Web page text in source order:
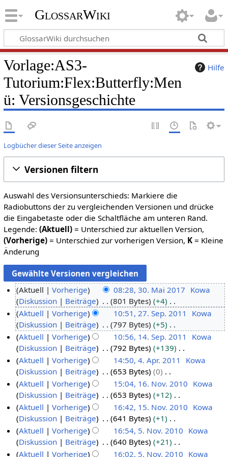
GlossarWiki
Hilfe
Vorlage:AS3-
Tutorium:Flex:Butterfly:Men
ü: Versionsgeschichte
Logbücher dieser Seite anzeigen
Versionen filtern
Auswahl des Versionsunterschieds: Markiere die
Radiobuttons der zu vergleichenden Versionen und drücke
die Eingabetaste oder die Schaltfläche am unteren Rand.
Legende: (Aktuell)= Unterschied zur aktuellen Version,
(Vorherige)= Unterschied zur vorherigen Version, K= Kleine
Änderung
0
M
0
7
Aktuell Vorherige 08:28, 30. Mai 2017 Kowa
Diskussion
Beiträge 801 Bytes
+4
K
e
i
n
e
B
e
a
r
b
e
i
t
7
S
p
e
b
Aktuell Vorherige 10:51, 27. Sep. 2011
Kowa
Diskussion
Beiträge 797 Bytes
+5
K
e
i
n
e
B
e
a
r
b
e
4
S
p
e
Aktuell Vorherige 10:56, 14. Sep. 2011
Kowa
Diskussion
Beiträge 792 Bytes
+139
K
e
i
n
e
B
e
a
r
p
Aktuell Vorherige 14:50, 4. Apr. 2011
Kowa
Diskussion
Beiträge 653 Bytes
0
K
e
i
n
e
B
e
6
N
Aktuell Vorherige 15:04, 16. Nov. 2010 Kowa
Diskussion
Beiträge 653 Bytes
+12
K
e
i
n
e
5
Aktuell Vorherige 16:42, 15. Nov. 2010 Kowa
Diskussion
Beiträge 641 Bytes
+1
K
e
i
Aktuell Vorherige 16:54, 5. Nov. 2010 Kowa
Diskussion
Beiträge 640 Bytes
+21
KAktuell Vorherige 16:02, 5. Nov. 2010 Kowa